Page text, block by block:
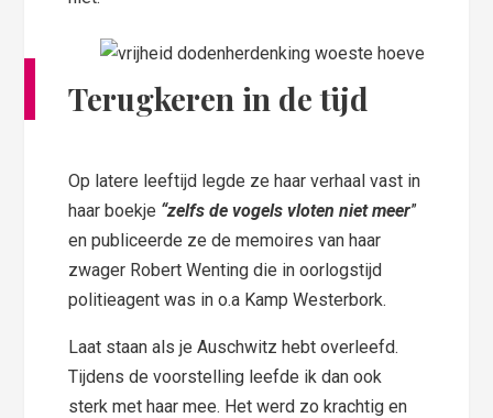
Terugkeren in de tijd
Op latere leeftijd legde ze haar verhaal vast in
haar boekje “zelfs de vogels vloten niet meer”
en publiceerde ze de memoires van haar
zwager Robert Wenting die in oorlogstijd
politieagent was in o.a Kamp Westerbork.
Laat staan als je Auschwitz hebt overleefd.
Tijdens de voorstelling leefde ik dan ook
sterk met haar mee. Het werd zo krachtig en